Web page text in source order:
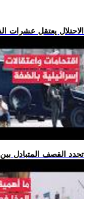
.. الاحتلال يعتقل
.. تجدد القصف المتبادل